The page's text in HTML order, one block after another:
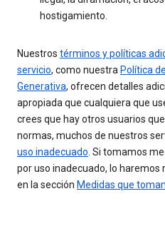
hostigamiento.
Nuestros términos y políticas
servicio, como nuestra Política
Generativa, ofrecen detalles
apropiada que cualquiera que
crees que hay otros usuarios
normas, muchos de nuestros
uso inadecuado. Si tomamos
por uso inadecuado, lo
en la sección Medidas que